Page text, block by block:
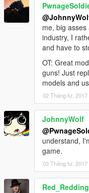
me, big
industry, I
and have to
OT: Great
guns! Just
models and
02 Tháng tư, 2017
JohnnyWolf
understand,
game.
03 Tháng tư, 2017